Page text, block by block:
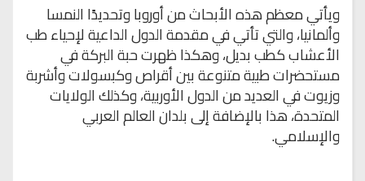
ويأتي معظم هذه الأبحاث من أوروبا وتحديدًا النمسا
وألمانيا، والتي تأتي في مقدمة الدول الداعية لإحياء طب
الأعشاب كطب بديل، وهكذا ظهرت حبة البركة في
مستحضرات طبية متنوعة بين أقراص وكبسولات وأشربة
وزيوت في العديد من الدول الأوربية، وكذلك الولايات
المتحدة، هذا بالإضافة إلى بلدان العالم العربي
والإسلامي.